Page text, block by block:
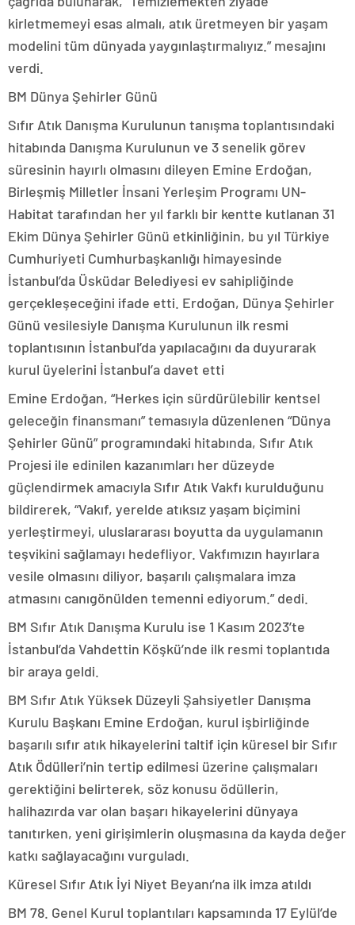
kirletmemeyi esas almalı, atık üretmeyen bir yaşam
modelini tüm dünyada yaygınlaştırmalıyız.” mesajını
verdi.
BM Dünya Şehirler Günü
Sıfır Atık Danışma Kurulunun tanışma toplantısındaki
hitabında Danışma Kurulunun ve 3 senelik görev
süresinin hayırlı olmasını dileyen Emine Erdoğan,
Birleşmiş Milletler İnsani Yerleşim Programı UN-
Habitat tarafından her yıl farklı bir kentte kutlanan 31
Ekim Dünya Şehirler Günü etkinliğinin, bu yıl Türkiye
Cumhuriyeti Cumhurbaşkanlığı himayesinde
İstanbul’da Üsküdar Belediyesi ev sahipliğinde
gerçekleşeceğini ifade etti. Erdoğan, Dünya Şehirler
Günü vesilesiyle Danışma Kurulunun ilk resmi
toplantısının İstanbul’da yapılacağını da duyurarak
kurul üyelerini İstanbul’a davet etti
Emine Erdoğan, “Herkes için sürdürülebilir kentsel
geleceğin finansmanı” temasıyla düzenlenen “Dünya
Şehirler Günü” programındaki hitabında, Sıfır Atık
Projesi ile edinilen kazanımları her düzeyde
güçlendirmek amacıyla Sıfır Atık Vakfı kurulduğunu
bildirerek, “Vakıf, yerelde atıksız yaşam biçimini
yerleştirmeyi, uluslararası boyutta da uygulamanın
teşvikini sağlamayı hedefliyor. Vakfımızın hayırlara
vesile olmasını diliyor, başarılı çalışmalara imza
atmasını canıgönülden temenni ediyorum.” dedi.
BM Sıfır Atık Danışma Kurulu ise 1 Kasım 2023’te
İstanbul’da Vahdettin Köşkü’nde ilk resmi toplantıda
bir araya geldi.
BM Sıfır Atık Yüksek Düzeyli Şahsiyetler Danışma
Kurulu Başkanı Emine Erdoğan, kurul işbirliğinde
başarılı sıfır atık hikayelerini taltif için küresel bir Sıfır
Atık Ödülleri’nin tertip edilmesi üzerine çalışmaları
gerektiğini belirterek, söz konusu ödüllerin,
halihazırda var olan başarı hikayelerini dünyaya
tanıtırken, yeni girişimlerin oluşmasına da kayda değer
katkı sağlayacağını vurguladı.
Küresel Sıfır Atık İyi Niyet Beyanı’na ilk imza atıldı
BM 78. Genel Kurul toplantıları kapsamında 17 Eylül’de